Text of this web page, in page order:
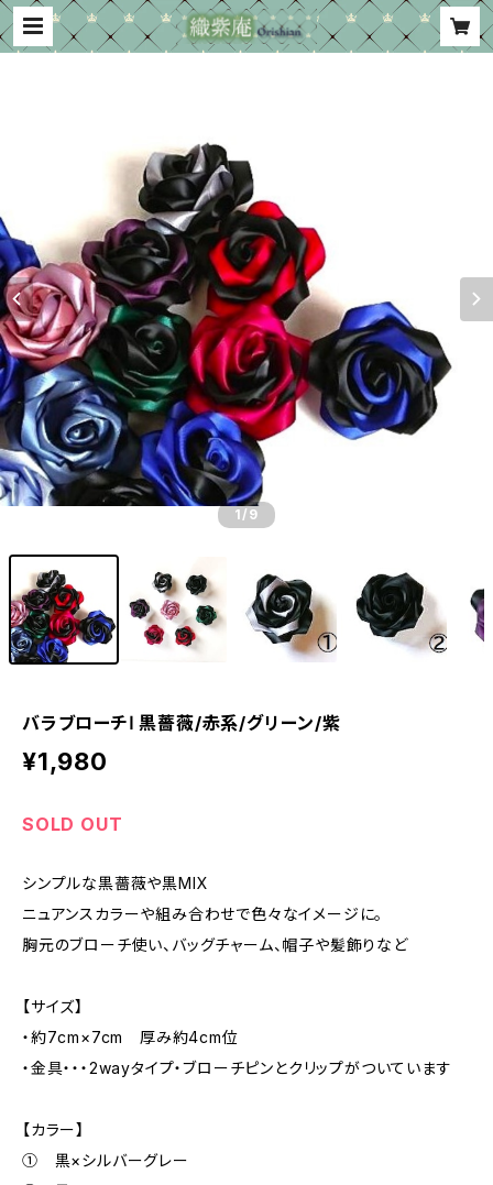
1 /9
バラブローチⅠ 黒薔薇/赤系/グリーン/紫
¥1,980
SOLD OUT
シンプルな黒薔薇や黒MIX
ニュアンスカラーや組み合わせで色々なイメージに。
胸元のブローチ使い、バッグチャーム、帽子や髪飾りなど
【サイズ】
・約7cm×7cm 厚み約4cm位
・金具・・・2wayタイプ・ブローチピンとクリップがついています
【カラー】
① 黒×シルバーグレー